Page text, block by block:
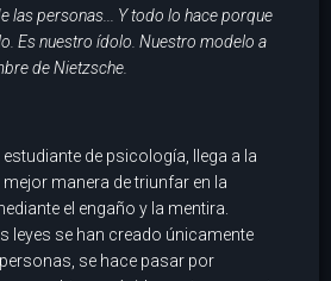
las personas... Y todo lo hace porque
Es nuestro ídolo. Nuestro modelo a
de Nietzsche.
de psicología, llega a la
manera de triunfar en la
el engaño y la mentira.
leyes se han creado únicamente
se hace pasar por